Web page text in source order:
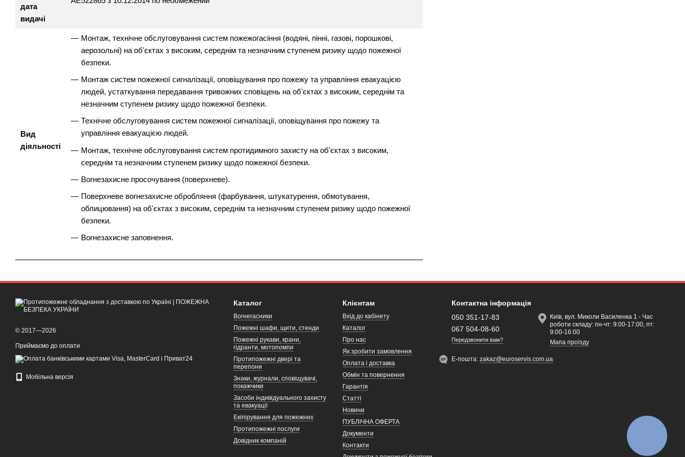
дата
видачі
Вид
діяльності
Монтаж, технічне обслуговування систем пожежогасіння (водяні, пінні, газові, порошкові,
аерозольні) на об'єктах з високим, середнім та незначним ступенем ризику щодо пожежної
безпеки.
Монтаж систем пожежної сигналізації, оповіщування про пожежу та управління евакуацією
людей, устаткування передавання тривожних сповіщень на об'єктах з високим, середнім та
незначним ступенем ризику щодо пожежної безпеки.
Технічне обслуговування систем пожежної сигналізації, оповіщування про пожежу та
управління евакуацією людей.
Монтаж, технічне обслуговування систем протидимного захисту на об'єктах з високим,
середнім та незначним ступенем ризику щодо пожежної безпеки.
Вогнезахисне просочування (поверхневе).
Поверхневе вогнезахисне обробляння (фарбування, штукатурення, обмотування,
облицювання) на об'єктах з високим, середнім та незначним ступенем ризику щодо пожежної
безпеки.
Вогнезахисне заповнення.
© 2017—2026
Приймаємо до оплати
Мобільна версія
Каталог
Вогнегасники
Пожежні шафи, щити, стенди
Пожежні рукави, крани,
гідранти, мотопомпи
Протипожежні двері та
перепони
Знаки, журнали, сповіщувачі,
покажчики
Засоби індивідуального захисту
та евакуації
Екіпірування для пожежних
Протипожежні послуги
Довідник компаній
Клієнтам
Вхід до кабінету
Каталог
Про нас
Як зробити замовлення
Оплата і доставка
Обмін та повернення
Гарантія
Статті
Новини
ПУБЛІЧНА ОФЕРТА
Документи
Контакти
Контактна інформація
050 351-17-83
067 504-08-60
Передзвонити вам?
Київ, вул. Миколи Василенка 1 - Час
роботи складу: пн-чт: 9:00-17:00, пт:
9:00-16:00
Мапа проїзду
Е-пошта:zakaz@euroservis.com.ua